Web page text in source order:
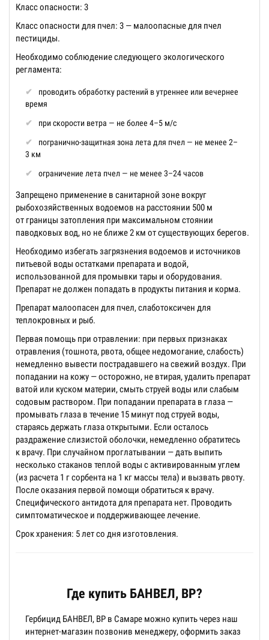
Класс опасности: 3
Класс опасности для пчел: 3 — малоопасные для пчел
пестициды.
Необходимо соблюдение следующего экологического
регламента:
проводить обработку растений в утреннее или вечернее
время
при скорости ветра — не более 4–5 м/с
погранично-защитная зона лета для пчел — не менее 2–
3 км
ограничение лета пчел — не менее 3–24 часов
Запрещено применение в санитарной зоне вокруг
рыбохозяйственных водоемов на расстоянии 500 м
от границы затопления при максимальном стоянии
паводковых вод, но не ближе 2 км от существующих берегов.
Необходимо избегать загрязнения водоемов и источников
питьевой воды остатками препарата и водой,
использованной для промывки тары и оборудования.
Препарат не должен попадать в продукты питания и корма.
Препарат малоопасен для пчел, слаботоксичен для
теплокровных и рыб.
Первая помощь при отравлении: при первых признаках
отравления (тошнота, рвота, общее недомогание, слабость)
немедленно вывести пострадавшего на свежий воздух. При
попадании на кожу — осторожно, не втирая, удалить препарат
ватой или куском материи, смыть струей воды или слабым
содовым раствором. При попадании препарата в глаза —
промывать глаза в течение 15 минут под струей воды,
стараясь держать глаза открытыми. Если осталось
раздражение слизистой оболочки, немедленно обратитесь
к врачу. При случайном проглатывании — дать выпить
несколько стаканов теплой воды с активированным углем
(из расчета 1 г сорбента на 1 кг массы тела) и вызвать рвоту.
После оказания первой помощи обратиться к врачу.
Специфического антидота для препарата нет. Проводить
симптоматическое и поддерживающее лечение.
Срок хранения: 5 лет со дня изготовления.
Где купить БАНВЕЛ, ВР?
Гербицид БАНВЕЛ, ВР в Самаре можно купить через наш
интернет-магазин позвонив менеджеру, оформить заказ